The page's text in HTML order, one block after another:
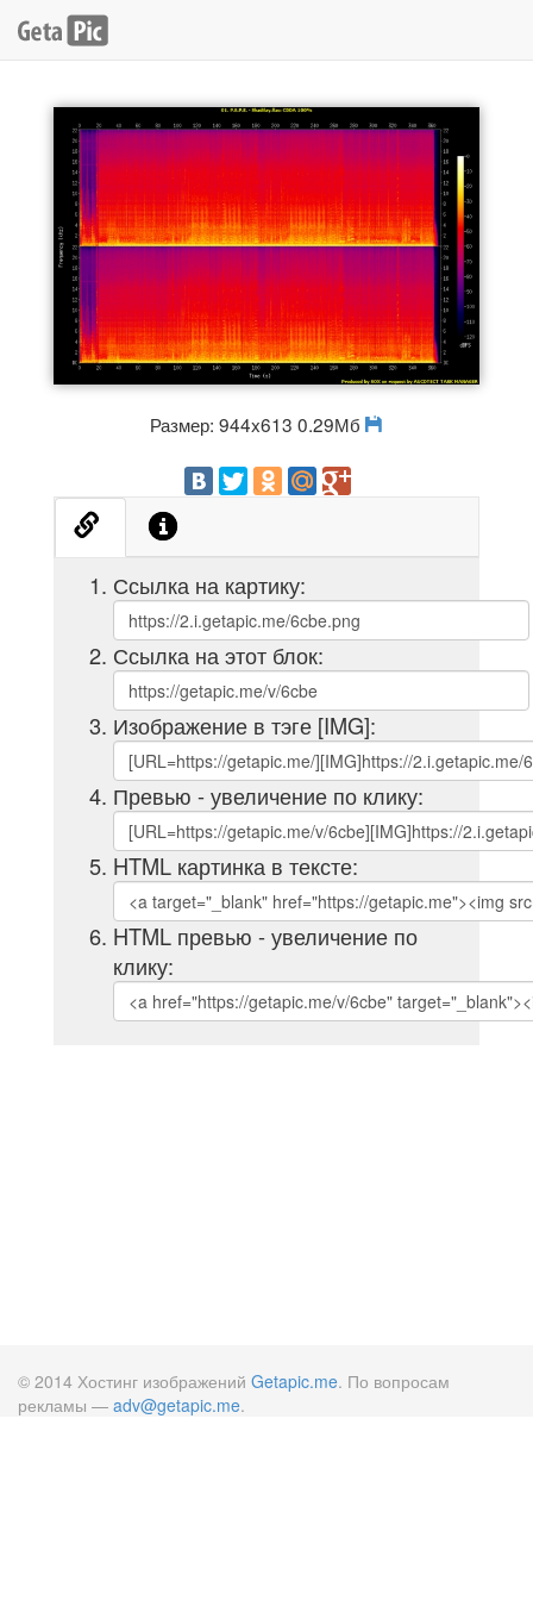
Размер: 944x613 0.29Мб
Ссылка на картику:
Ссылка на этот блок:
Изображение в тэге [IMG]:
Превью - увеличение по клику:
HTML картинка в тексте:
HTML превью - увеличение по
клику:
© 2014 Хостинг изображений Getapic.me. По вопросам
рекламы — adv@getapic.me.